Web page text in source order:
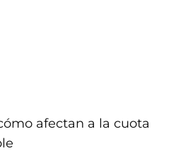
afectan a la cuota